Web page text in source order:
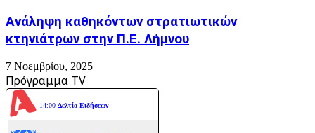
Ανάληψη καθηκόντων στρατιωτικών
κτηνιάτρων στην Π.Ε. Λήμνου
7 Νοεμβρίου, 2025
Πρόγραμμα TV